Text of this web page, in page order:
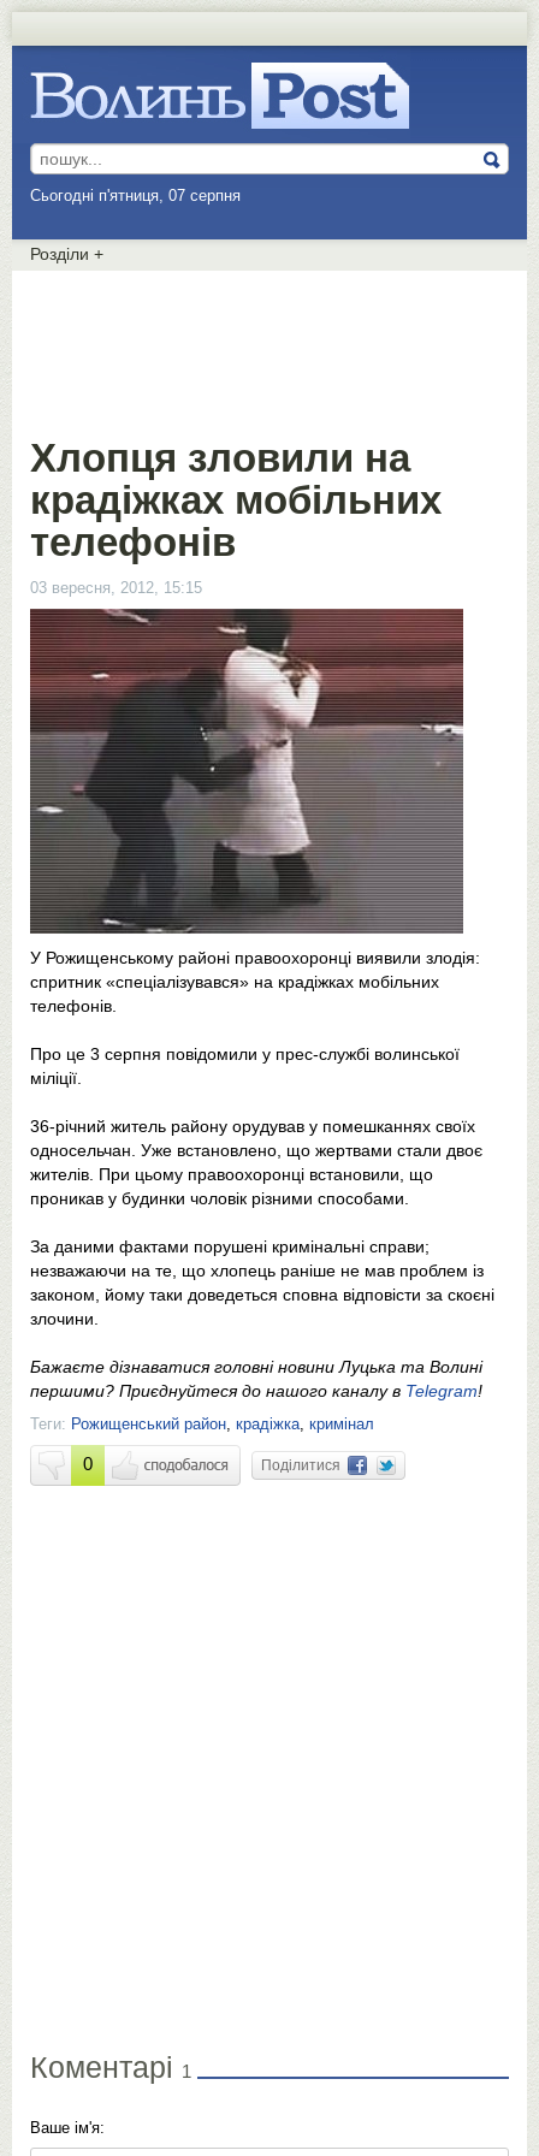
Сьогодні п'ятниця, 07 серпня
Розділи +
Хлопця зловили на
крадіжках мобільних
телефонів
03 вересня, 2012, 15:15
У Рожищенському районі правоохоронці виявили злодія:
спритник «спеціалізувався» на крадіжках мобільних
телефонів.
Про це 3 серпня повідомили у прес-службі волинської
міліції.
36-річний житель району орудував у помешканнях своїх
односельчан. Уже встановлено, що жертвами стали двоє
жителів. При цьому правоохоронці встановили, що
проникав у будинки чоловік різними способами.
За даними фактами порушені кримінальні справи;
незважаючи на те, що хлопець раніше не мав проблем із
законом, йому таки доведеться сповна відповісти за скоєні
злочини.
Бажаєте дізнаватися головні новини Луцька та Волині
першими? Приєднуйтеся до нашого каналу в Telegram!
Теги: Рожищенський район, крадіжка, кримінал
0 Поділитися
Коментарі 1
Ваше ім'я: